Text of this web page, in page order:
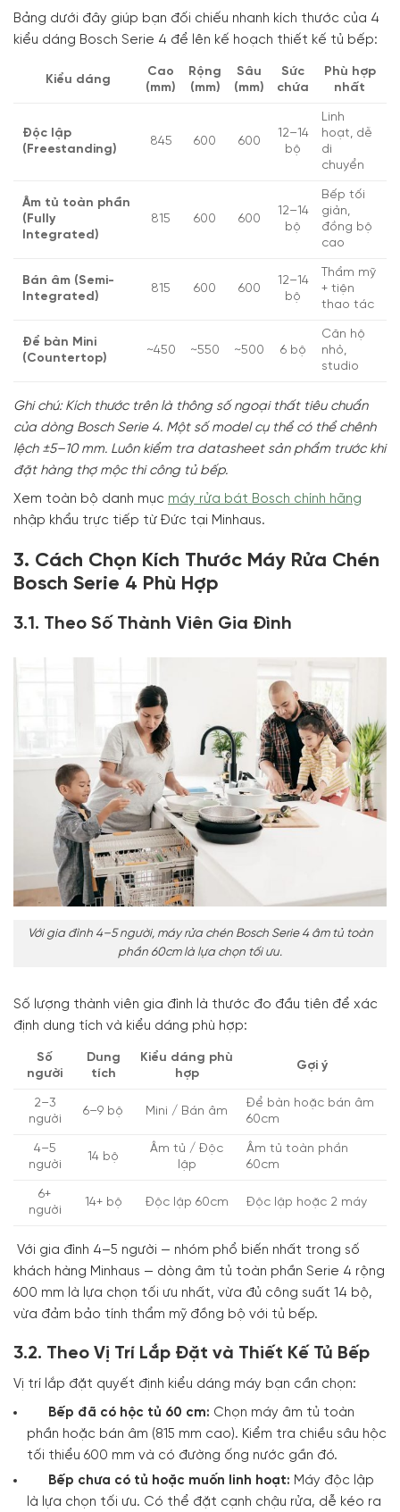
Bảng dưới đây giúp bạn đối chiếu nhanh kích thước của 4
kiểu dáng Bosch Serie 4 để lên kế hoạch thiết kế tủ bếp:
Kiểu dáng
Cao
(mm)
Rộng
(mm)
Sâu
(mm)
Sức
chứa
Phù hợp
nhất
Độc lập
(Freestanding)
845 600 600
12–14
bộ
Linh
hoạt, dễ
di
chuyển
Âm tủ toàn phần
(Fully
Integrated)
815 600 600
12–14
bộ
Bếp tối
giản,
đồng bộ
cao
Bán âm (Semi-
Integrated)
815 600 600
12–14
bộ
Thẩm mỹ
+ tiện
thao tác
Để bàn Mini
(Countertop)
~450 ~550 ~500 6 bộ
Căn hộ
nhỏ,
studio
Ghi chú: Kích thước trên là thông số ngoại thất tiêu chuẩn
của dòng Bosch Serie 4. Một số model cụ thể có thể chênh
lệch ±5–10 mm. Luôn kiểm tra datasheet sản phẩm trước khi
đặt hàng thợ mộc thi công tủ bếp.
Xem toàn bộ danh mục máy rửa bát Bosch chính hãng
nhập khẩu trực tiếp từ Đức tại Minhaus.
3. Cách Chọn Kích Thước Máy Rửa Chén
Bosch Serie 4 Phù Hợp
3.1. Theo Số Thành Viên Gia Đình
Với gia đình 4–5 người, máy rửa chén Bosch Serie 4 âm tủ toàn
phần 60cm là lựa chọn tối ưu.
Số lượng thành viên gia đình là thước đo đầu tiên để xác
định dung tích và kiểu dáng phù hợp:
Số
người
Dung
tích
Kiểu dáng phù
hợp
Gợi ý
2–3
người
6–9 bộ Mini / Bán âm
Để bàn hoặc bán âm
60cm
4–5
người
14 bộ
Âm tủ / Độc
lập
Âm tủ toàn phần
60cm
6+
người
14+ bộ Độc lập 60cm Độc lập hoặc 2 máy
Với gia đình 4–5 người — nhóm phổ biến nhất trong số
khách hàng Minhaus — dòng âm tủ toàn phần Serie 4 rộng
600 mm là lựa chọn tối ưu nhất, vừa đủ công suất 14 bộ,
vừa đảm bảo tính thẩm mỹ đồng bộ với tủ bếp.
3.2. Theo Vị Trí Lắp Đặt và Thiết Kế Tủ Bếp
Vị trí lắp đặt quyết định kiểu dáng máy bạn cần chọn:
Bếp đã có hộc tủ 60 cm: Chọn máy âm tủ toàn
phần hoặc bán âm (815 mm cao). Kiểm tra chiều sâu hộc
tối thiểu 600 mm và có đường ống nước gần đó.
Bếp chưa có tủ hoặc muốn linh hoạt: Máy độc lập
là lựa chọn tối ưu. Có thể đặt cạnh chậu rửa, dễ kéo ra